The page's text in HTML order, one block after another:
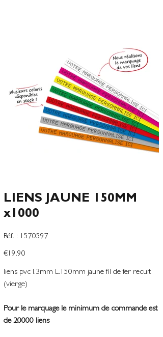
LIENS JAUNE 150MM
x1000
Réf. :
SKU
1570597
1570597
Price
€19.90
liens pvc l.3mm L.150mm jaune fil de fer recuit
(vierge)
Pour le marquage le minimum de commande est
de 20000 liens